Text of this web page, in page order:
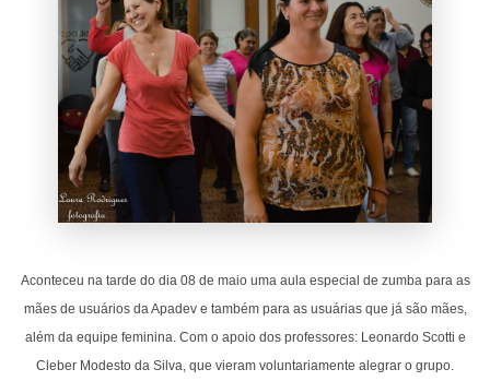
Aconteceu na tarde do dia 08 de maio uma aula especial de zumba para as
mães de usuários da Apadev e também para as usuárias que já são mães,
além da equipe feminina. Com o apoio dos professores: Leonardo Scotti e
Cleber Modesto da Silva, que vieram voluntariamente alegrar o grupo.